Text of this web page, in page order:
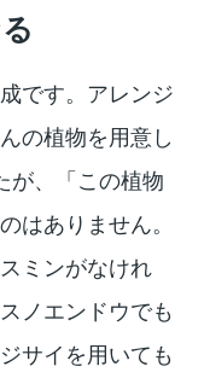
です。アレンジ
の植物を用意し
が、「この植物
はありません。
ミンがなけれ
ノエンドウでも
サイを用いても